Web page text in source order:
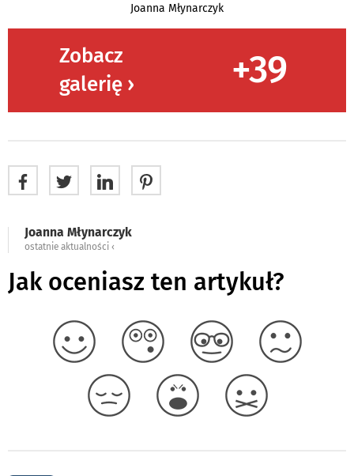
Joanna Młynarczyk
Zobacz
galerię ›
+39
Joanna Młynarczyk
ostatnie aktualności ‹
Jak oceniasz ten artykuł?